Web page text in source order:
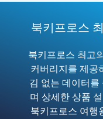
북키프로스
북키프로스 최고
커버리지를 제공
김 없는 데이터를
며 상세한 상품
북키프로스 여행